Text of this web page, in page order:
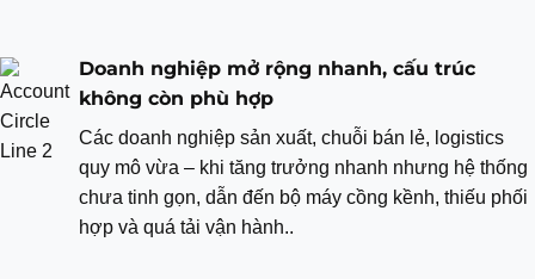
Doanh nghiệp mở rộng nhanh, cấu trúc
không còn phù hợp
Các doanh nghiệp sản xuất, chuỗi bán lẻ, logistics
quy mô vừa – khi tăng trưởng nhanh nhưng hệ thống
chưa tinh gọn, dẫn đến bộ máy cồng kềnh, thiếu phối
hợp và quá tải vận hành..